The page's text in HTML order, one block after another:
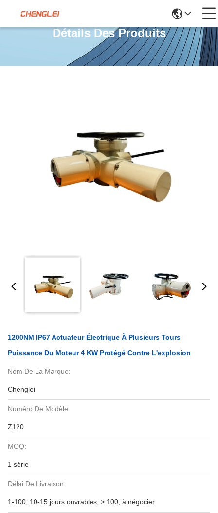
Détails Des Produits
1200NM IP67 Actuateur Électrique À Plusieurs Tours
Puissance Du Moteur 4 KW Protégé Contre L'explosion
Nom De La Marque:
Chenglei
Numéro De Modèle:
Z120
MOQ:
1 série
Délai De Livraison:
1-100, 10-15 jours ouvrables; > 100, à négocier